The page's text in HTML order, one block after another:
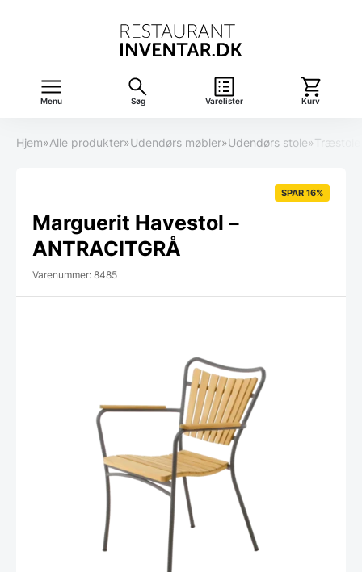
Menu Søg Varelister Kurv
Hjem»Alle produkter»Udendørs møbler»Udendørs stole»Træstole
SPAR 16%
Marguerit Havestol –
ANTRACITGRÅ
Varenummer: 8485